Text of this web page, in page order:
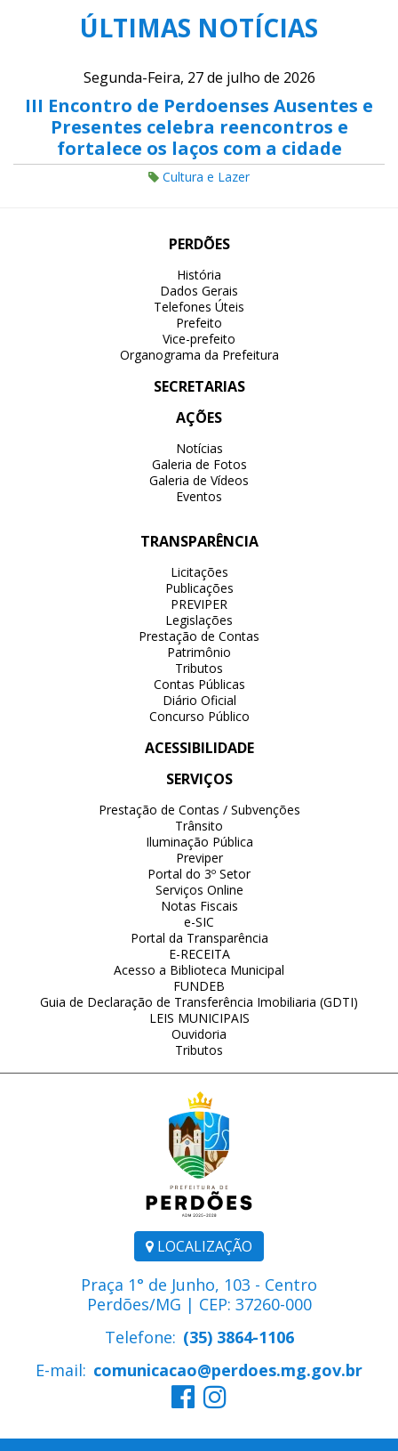
ÚLTIMAS NOTÍCIAS
Segunda-Feira, 27 de julho de 2026
III Encontro de Perdoenses Ausentes e
Presentes celebra reencontros e
fortalece os laços com a cidade
Cultura e Lazer
LOCALIZAÇÃO
Praça 1° de Junho, 103 - Centro
Perdões/MG | CEP: 37260-000
Telefone: (35) 3864-1106
E-mail: comunicacao@perdoes.mg.gov.br
PERDÕES
História
Dados Gerais
Telefones Úteis
Prefeito
Vice-prefeito
Organograma da Prefeitura
SECRETARIAS
AÇÕES
Notícias
Galeria de Fotos
Galeria de Vídeos
Eventos
TRANSPARÊNCIA
Licitações
Publicações
PREVIPER
Legislações
Prestação de Contas
Patrimônio
Tributos
Contas Públicas
Diário Oficial
Concurso Público
ACESSIBILIDADE
SERVIÇOS
Prestação de Contas / Subvenções
Trânsito
Iluminação Pública
Previper
Portal do 3º Setor
Serviços Online
Notas Fiscais
e-SIC
Portal da Transparência
E-RECEITA
Acesso a Biblioteca Municipal
FUNDEB
Guia de Declaração de Transferência Imobiliaria (GDTI)
LEIS MUNICIPAIS
Ouvidoria
Tributos